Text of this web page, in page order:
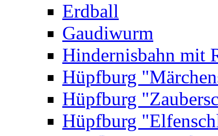
Erdball
Gaudiwurm
Hindernisbahn mit
Hüpfburg
Hüpfburg
Hüpfburg